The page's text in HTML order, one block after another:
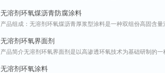
无溶剂环氧煤沥青防腐涂料
产品组成：无溶剂环氧煤沥青厚浆型涂料是一种双组份高固含
无溶剂环氧界面剂
产品简介无溶剂环氧界面剂是以高渗透环氧技术为基础研制的
无溶剂环氧涂料